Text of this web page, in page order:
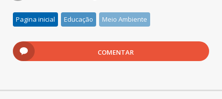
Pagina inicial Educação Meio Ambiente
COMENTAR